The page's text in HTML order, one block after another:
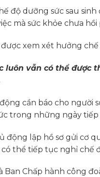
độ dưỡng sức sau
mà sức khỏe chưa hồi
xem xét hưởng chế
luôn vẫn có thể được
cần báo cho người
trong những ngày tiếp
lập hồ sơ gửi cơ
thể tiếp tục nghỉ chế
Chấp hành công